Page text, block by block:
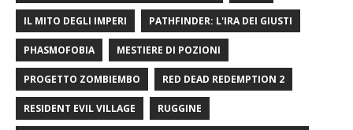
IL MITO DEGLI IMPERI PATHFINDER: L'IRA DEI GIUSTI
PHASMOFOBIA MESTIERE DI POZIONI
PROGETTO ZOMBIEMBO RED DEAD REDEMPTION 2
RESIDENT EVIL VILLAGE RUGGINE